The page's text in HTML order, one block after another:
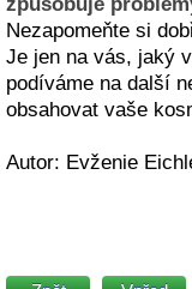
Nezapomeňte si
Je jen na vás, jaký
podíváme na další
obsahovat vaše
Autor: Evženie